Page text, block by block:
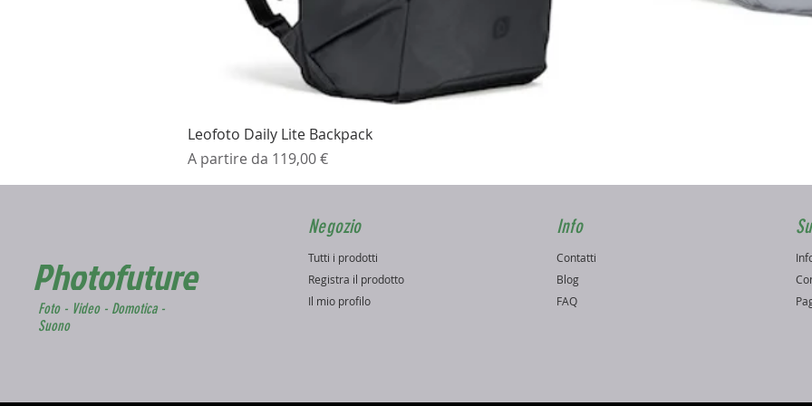
Leofoto Daily Lite Backpack
A partire da 119,00 €
Prezzo scontato
Photofuture
Foto - Video - Domotica -
Suono
Negozio
Tutti i prodotti
Registra il prodotto
Il mio profilo
Info
Contatti
Blog
FAQ